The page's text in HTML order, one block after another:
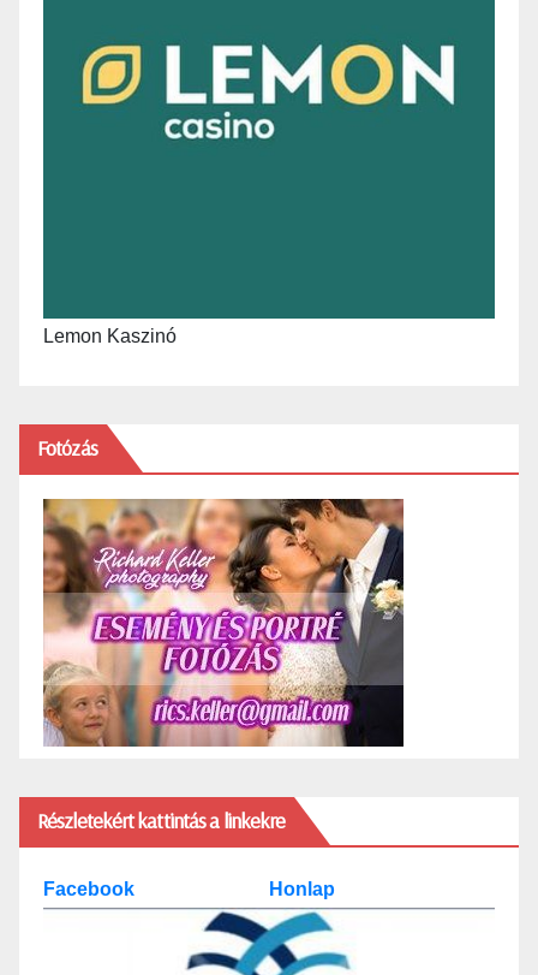
Lemon Kaszinó
Fotózás
Részletekért kattintás a linkekre
Facebook Honlap